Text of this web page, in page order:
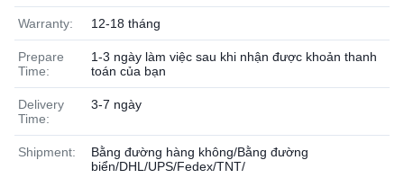
Warranty: 12-18 tháng
Prepare
Time:
1-3 ngày làm việc sau khi nhận được khoản thanh
toán của bạn
Delivery
Time:
3-7 ngày
Shipment:
Bằng đường hàng không/Bằng đường
biển/DHL/UPS/Fedex/TNT/